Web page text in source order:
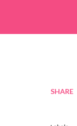
SHARE